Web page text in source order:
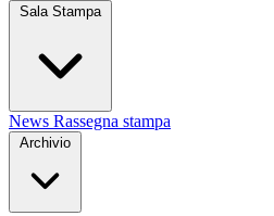
Sala Stampa
News Rassegna stampa
Archivio